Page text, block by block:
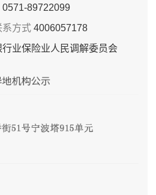
89722099
系方式4006057178
业保险业人民调解委员会